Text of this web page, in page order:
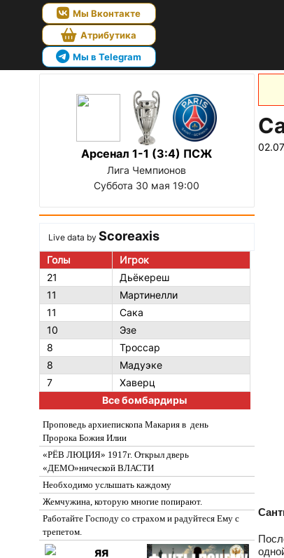
Мы Вконтакте
Атрибутика
Мы в Telegram
Арсенал 1-1 (3:4) ПСЖ
Лига Чемпионов
Суббота 30 мая 19:00
Live data by Scoreaxis
Голы
Игрок
21
Дьёкереш
11
Мартинелли
11
Сака
10
Эзе
8
Троссар
8
Мадуэке
7
Хаверц
Все бомбардиры
Проповедь архиепископа Макария в день
Пророка Божия Илии
«РЁВ ЛЮЦИЯ» 1917г. Открыл дверь
«ДЕМО»нической ВЛАСТИ
Необходимо услышать каждому
Жемчужина, которую многие попирают.
Работайте Господу со страхом и радуйтеся Ему с
трепетом.